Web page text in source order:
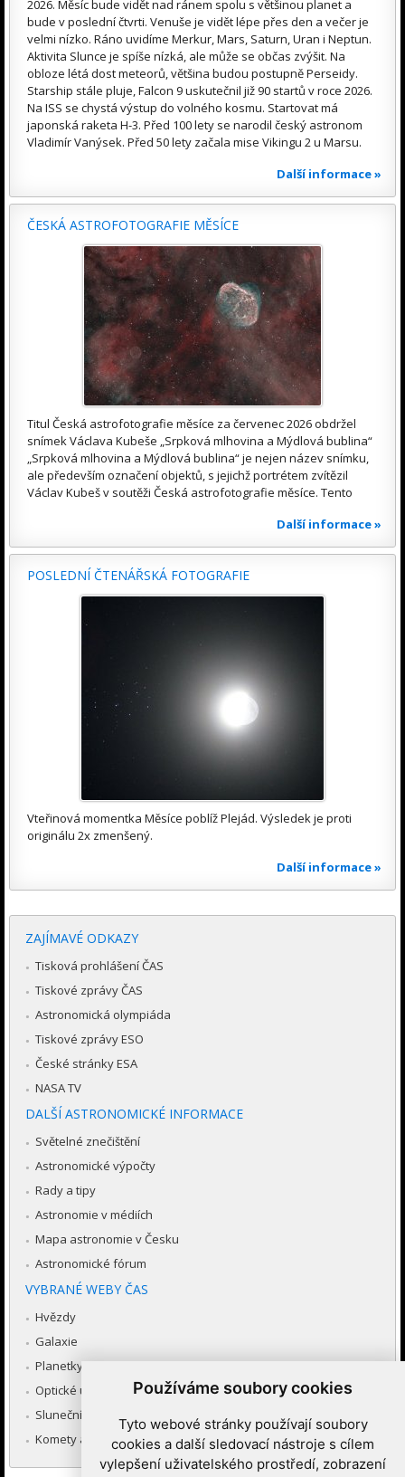
Používáme soubory cookies
Tyto webové stránky používají soubory
cookies a další sledovací nástroje s cílem
vylepšení uživatelského prostředí, zobrazení
2026. Měsíc bude vidět nad ránem spolu s většinou planet a
bude v poslední čtvrti. Venuše je vidět lépe přes den a večer je
velmi nízko. Ráno uvidíme Merkur, Mars, Saturn, Uran i Neptun.
Aktivita Slunce je spíše nízká, ale může se občas zvýšit. Na
obloze létá dost meteorů, většina budou postupně Perseidy.
Starship stále pluje, Falcon 9 uskutečnil již 90 startů v roce 2026.
Na ISS se chystá výstup do volného kosmu. Startovat má
japonská raketa H-3. Před 100 lety se narodil český astronom
Vladimír Vanýsek. Před 50 lety začala mise Vikingu 2 u Marsu.
Další informace »
ČESKÁ ASTROFOTOGRAFIE MĚSÍCE
Titul Česká astrofotografie měsíce za červenec 2026 obdržel
snímek Václava Kubeše „Srpková mlhovina a Mýdlová bublina“
„Srpková mlhovina a Mýdlová bublina“ je nejen název snímku,
ale především označení objektů, s jejichž portrétem zvítězil
Václav Kubeš v soutěži Česká astrofotografie měsíce. Tento
Další informace »
POSLEDNÍ ČTENÁŘSKÁ FOTOGRAFIE
Vteřinová momentka Měsíce poblíž Plejád. Výsledek je proti
originálu 2x zmenšený.
Další informace »
ZAJÍMAVÉ ODKAZY
Tisková prohlášení ČAS
Tiskové zprávy ČAS
Astronomická olympiáda
Tiskové zprávy ESO
České stránky ESA
NASA TV
DALŠÍ ASTRONOMICKÉ INFORMACE
Světelné znečištění
Astronomické výpočty
Rady a tipy
Astronomie v médiích
Mapa astronomie v Česku
Astronomické fórum
VYBRANÉ WEBY ČAS
Hvězdy
Galaxie
Planetky
Optické úkazy v atmosféře
Sluneční soustava
Komety a meteory